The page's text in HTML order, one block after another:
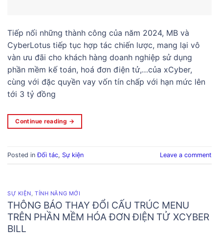
Tiếp nối những thành công của năm 2024, MB và
CyberLotus tiếp tục hợp tác chiến lược, mang lại vô
vàn ưu đãi cho khách hàng doanh nghiệp sử dụng
phần mềm kế toán, hoá đơn điện tử,…của xCyber,
cùng với đặc quyền vay vốn tín chấp với hạn mức lên
tới 3 tỷ đồng
Continue reading →
Posted inĐối tác, Sự kiện Leave a comment
SỰ KIỆN,TÍNH NĂNG MỚI
THÔNG BÁO THAY ĐỔI CẤU TRÚC MENU
TRÊN PHẦN MỀM HÓA ĐƠN ĐIỆN TỬ XCYBER
BILL